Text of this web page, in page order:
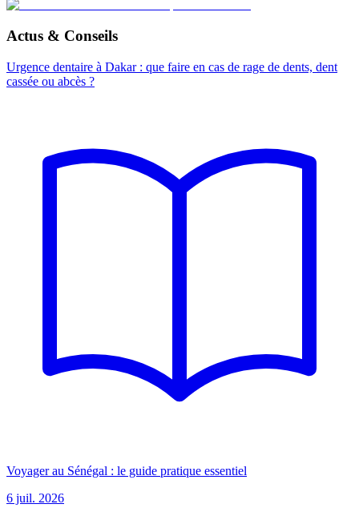
Actus & Conseils
Urgence dentaire à Dakar : que faire en cas de rage de dents, dent
cassée ou abcès ?
Voyager au Sénégal : le guide pratique essentiel
6 juil. 2026